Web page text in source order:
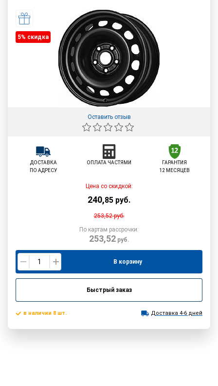
5% cкидка
Оставить отзыв
ДОСТАВКА
ПО АДРЕСУ
ОПЛАТА ЧАСТЯМИ
ГАРАНТИЯ
12 МЕСЯЦЕВ
Цена со скидкой:
240,85 руб.
253,52руб.
По картам рассрочки:
253,52руб.
В корзину
Быстрый заказ
в наличии 8 шт. Доставка 4-6 дней